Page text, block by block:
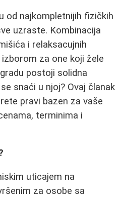
od najkompletnijih fizičkih
uzraste. Kombinacija
i relaksacujnih
za one koji žele
postoji solidna
snaći u njoj? Ovaj članak
pravi bazen za vaše
terminima i
uticajem na
za osobe sa